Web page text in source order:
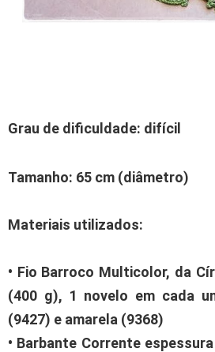
Grau de dificuldade: difícil
Tamanho: 65 cm (diâmetro)
Materiais utilizados:
• Fio Barroco Multicolor, da
(400 g), 1 novelo em cada
(9427) e amarela (9368)
• Barbante Corrente